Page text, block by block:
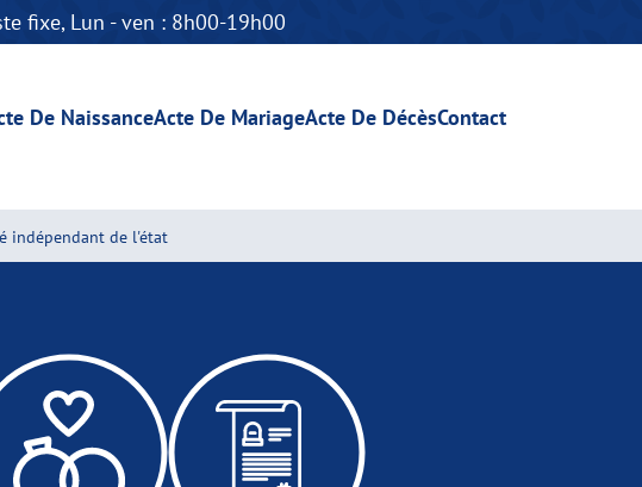
fixe, Lun - ven : 8h00-19h00
De NaissanceActe De MariageActe De DécèsContact
indépendant de l'état